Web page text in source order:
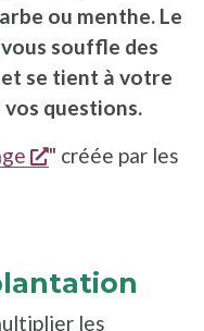
ou menthe. Le
vous souffle des
se tient à votre
questions.
s'ouvre dans
" créée par les
les